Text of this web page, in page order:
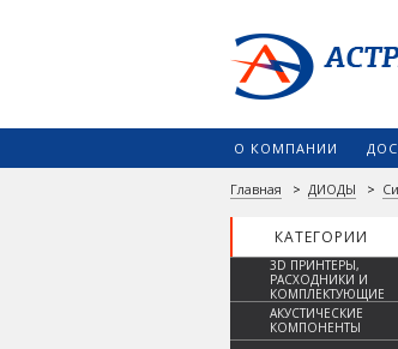
О КОМПАНИИ
Главная > ДИОДЫ >
КАТЕГОРИИ
3D ПРИНТЕРЫ,
РАСХОДНИКИ И
КОМПЛЕКТУЮЩИЕ
АКУСТИЧЕСКИЕ
КОМПОНЕНТЫ